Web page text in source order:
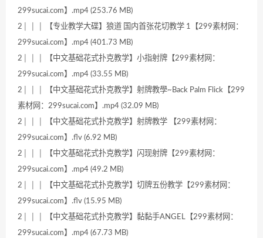
299sucai.com】.mp4 (253.76 MB)
2│ │ │ 【专业教学大碟】狼道 国内首张花切教学 1【299素材网：
299sucai.com】.mp4 (401.73 MB)
2│ │ │ 【中文基础花式扑克教学】小指射牌【299素材网：
299sucai.com】.mp4 (33.55 MB)
2│ │ │ 【中文基础花式扑克教学】射牌教學~Back Palm Flick【299
素材网：299sucai.com】.mp4 (32.09 MB)
2│ │ │ 【中文基础花式扑克教学】射牌教学 【299素材网：
299sucai.com】.flv (6.92 MB)
2│ │ │ 【中文基础花式扑克教学】闪现射牌【299素材网：
299sucai.com】.mp4 (49.2 MB)
2│ │ │ 【中文基础花式扑克教学】切牌五份教学【299素材网：
299sucai.com】.flv (15.95 MB)
2│ │ │ 【中文基础花式扑克教学】黏黏手ANGEL【299素材网：
299sucai.com】.mp4 (67.73 MB)